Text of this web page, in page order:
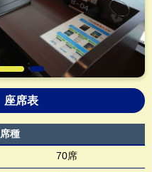
座席表
席種
70席